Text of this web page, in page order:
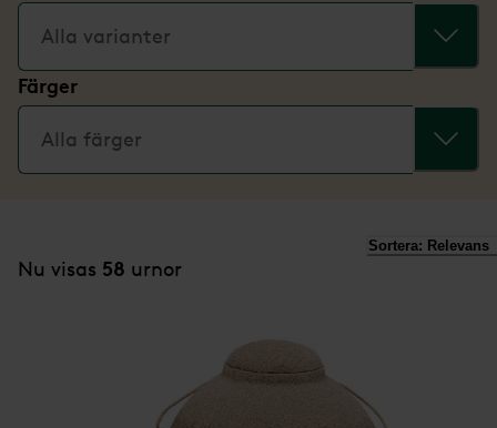
Alla varianter
Färger
Alla färger
Nu visas 58 urnor
Sortera: Relevans